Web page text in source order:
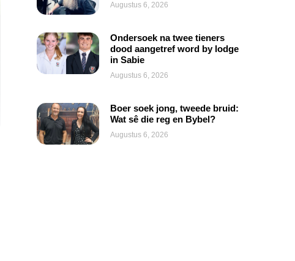
Augustus 6, 2026
Ondersoek na twee tieners
dood aangetref word by lodge
in Sabie
Augustus 6, 2026
Boer soek jong, tweede bruid:
Wat sê die reg en Bybel?
Augustus 6, 2026